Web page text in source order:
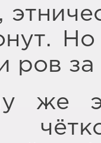
и ров
же